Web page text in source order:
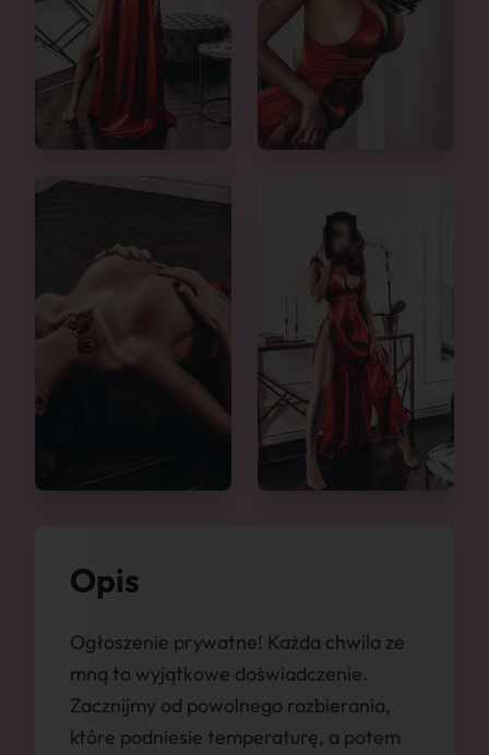
Opis
Ogłoszenie prywatne! Każda chwila ze
mną to wyjątkowe doświadczenie.
Zacznijmy od powolnego rozbierania,
które podniesie temperaturę, a potem